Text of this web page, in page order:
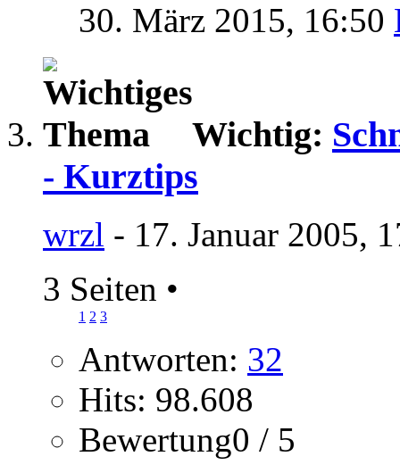
30. März 2015, 16:50
Wichtig:
- Kurztips
wrzl - 17. Januar 2005,
3 Seiten •
1 2 3
Antworten: 32
Hits: 98.608
Bewertung0 / 5